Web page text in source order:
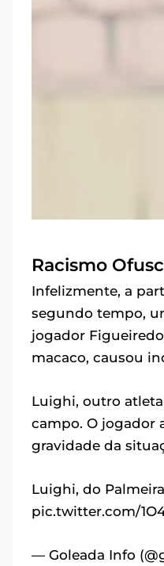
Racismo
Infelizmente, a
segundo tempo,
jogador
macaco, causou
Luighi, outro
campo. O jogador
gravidade da
Luighi, do
pic.twitter.com/
— Goleada Info